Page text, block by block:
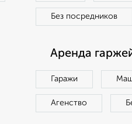
Без посредников
Аренда
Гаражи
Агенство